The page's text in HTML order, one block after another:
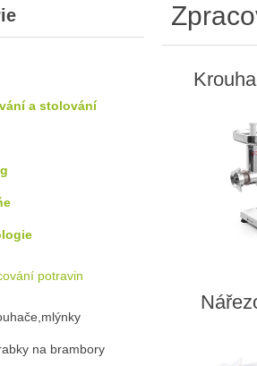
a stolování
potravin
na brambory